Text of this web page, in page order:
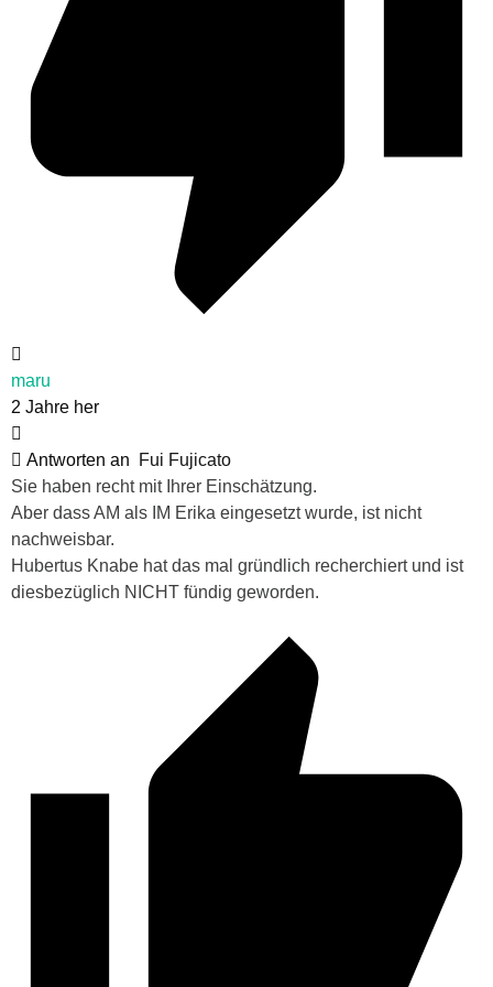
maru
2 Jahre her
Antworten an
Fui Fujicato
Sie haben recht mit Ihrer Einschätzung.
Aber dass AM als IM Erika eingesetzt wurde, ist nicht
nachweisbar.
Hubertus Knabe hat das mal gründlich recherchiert und ist
diesbezüglich NICHT fündig geworden.